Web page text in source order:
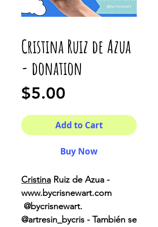
Cristina Ruiz de Azua
- donation
$5.00
Add to Cart
Buy Now
Cristina Ruiz de Azua -
www.bycrisnewart.com
@bycrisnewart.
@artresin_bycris - También se